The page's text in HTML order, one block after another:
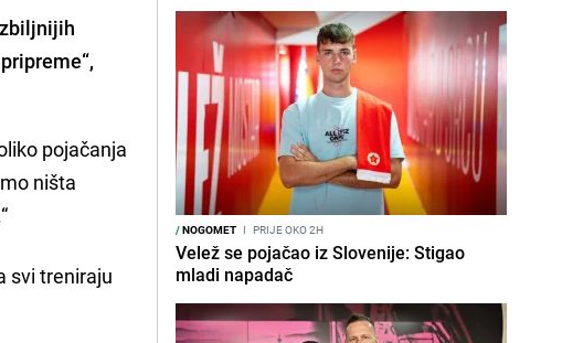
pojačanja
ništa
svi treniraju
/NOGOMET I PRIJE OKO 2H
Velež se pojačao iz Slovenije: Stigao
mladi napadač